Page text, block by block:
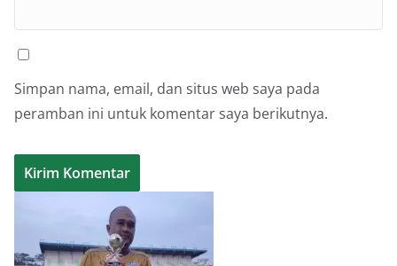
Simpan nama, email, dan situs web saya pada
peramban ini untuk komentar saya berikutnya.